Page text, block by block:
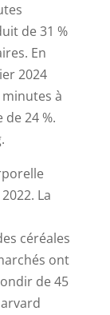
de 31 %
En
2024
à
24 %.
La
céréales
ont
de 45